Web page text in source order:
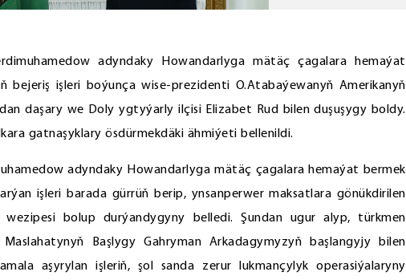
adyndaky Howandarlyga mätäç çagalara hemaýat
bejeriş işleri boýunça wise-prezidenti O.Atabaýewanyň Amerikanyň
daşary we Doly ygtyýarly ilçisi Elizabet Rud bilen duşuşygy boldy.
gatnaşyklary ösdürmekdäki ähmiýeti bellenildi.
adyndaky Howandarlyga mätäç çagalara hemaýat bermek
işleri barada gürrüň berip, ynsanperwer maksatlara gönükdirilen
bolup durýandygyny belledi. Şundan ugur alyp, türkmen
Başlygy Gahryman Arkadagymyzyň başlangyjy bilen
aşyrylan işleriň, şol sanda zerur lukmançylyk operasiýalaryny